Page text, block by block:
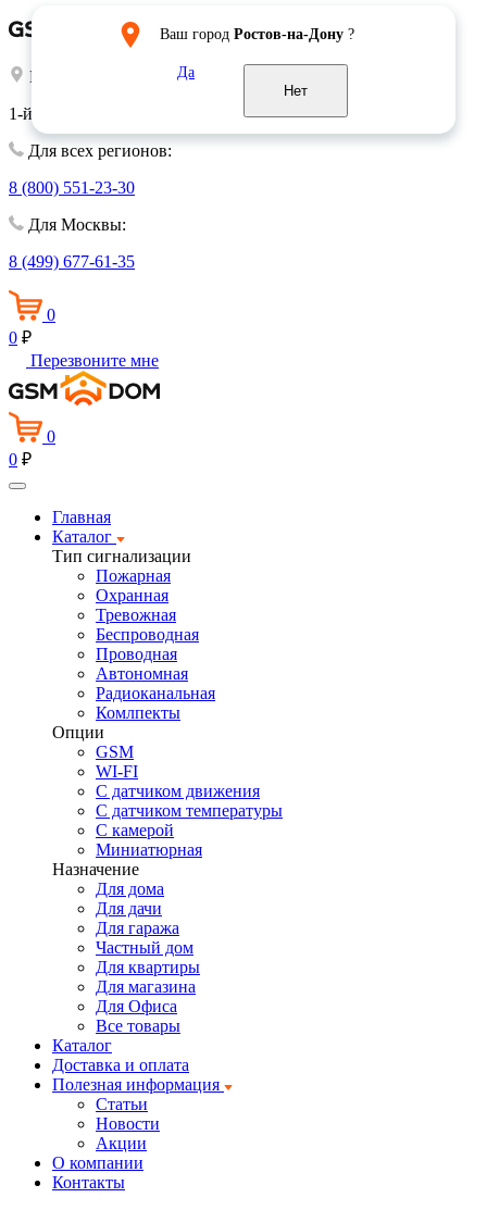
Выберите город:
Москва
1-й Волконский переулок, 15
Для всех регионов:
8 (800) 551-23-30
Для Москвы:
8 (499) 677-61-35
0
0 ₽
Перезвоните мне
0
0 ₽
Главная
Каталог
Тип сигнализации
Пожарная
Охранная
Тревожная
Беспроводная
Проводная
Автономная
Радиоканальная
Комлпекты
Опции
GSM
WI-FI
С датчиком движения
С датчиком температуры
С камерой
Миниатюрная
Назначение
Для дома
Для дачи
Для гаража
Частный дом
Для квартиры
Для магазина
Для Офиса
Все товары
Каталог
Доставка и оплата
Полезная информация
Статьи
Новости
Акции
О компании
Контакты
Ваш город Ростов-на-Дону?
Да
Нет